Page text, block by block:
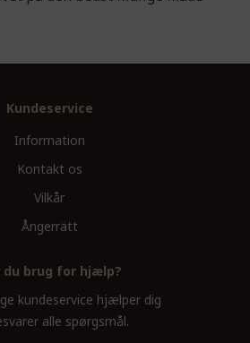
Kundeservice
Information
Kontakt os
Vilkår
Ångerrätt
du brug for hjælp?
kundeservice hjælper dig
alle spørgsmål.